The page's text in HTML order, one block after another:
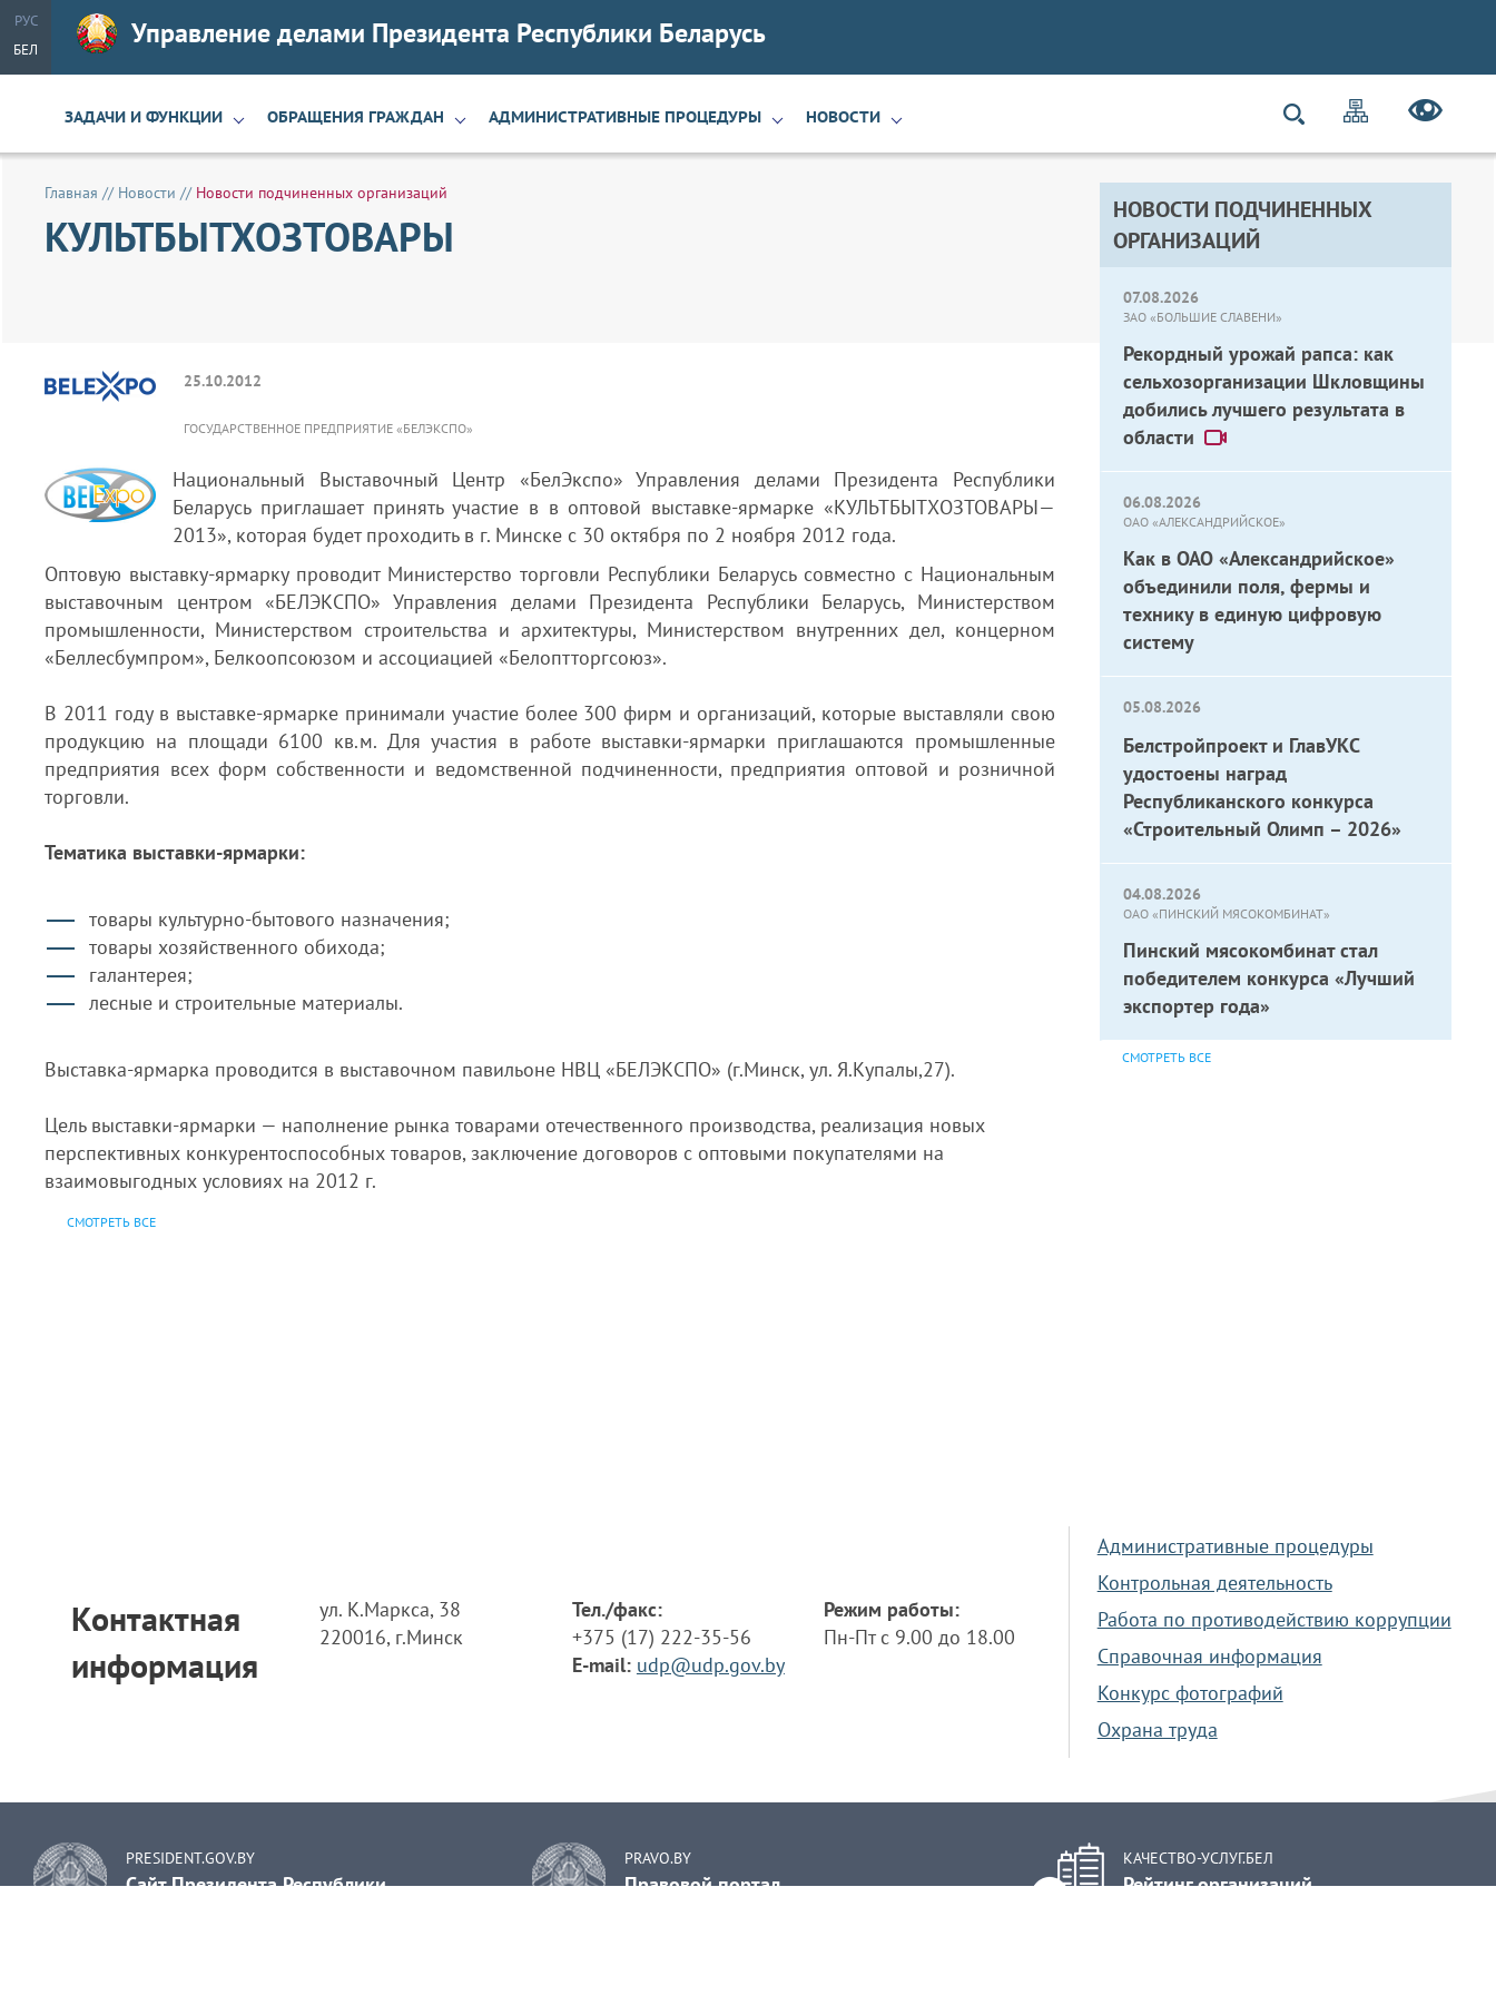
РУС
БЕЛ
Управление делами Президента Республики Беларусь
ЗАДАЧИ И ФУНКЦИИ ОБРАЩЕНИЯ ГРАЖДАН АДМИНИСТРАТИВНЫЕ ПРОЦЕДУРЫ НОВОСТИ
НОВОСТИ ПОДЧИНЕННЫХ
ОРГАНИЗАЦИЙ
07.08.2026
ЗАО «БОЛЬШИЕ СЛАВЕНИ»
Рекордный урожай рапса: как
сельхозорганизации Шкловщины
добились лучшего результата в
области
06.08.2026
ОАО «АЛЕКСАНДРИЙСКОЕ»
Как в ОАО «Александрийское»
объединили поля, фермы и
технику в единую цифровую
систему
05.08.2026
Белстройпроект и ГлавУКС
удостоены наград
Республиканского конкурса
«Строительный Олимп – 2026»
04.08.2026
ОАО «ПИНСКИЙ МЯСОКОМБИНАТ»
Пинский мясокомбинат стал
победителем конкурса «Лучший
экспортер года»
СМОТРЕТЬ ВСЕ
Главная // Новости // Новости подчиненных организаций
КУЛЬТБЫТХОЗТОВАРЫ
25.10.2012
ГОСУДАРСТВЕННОЕ ПРЕДПРИЯТИЕ «БЕЛЭКСПО»
Национальный Выставочный Центр «БелЭкспо» Управления делами Президента Республики
Беларусь приглашает принять участие в в оптовой выставке-ярмарке «КУЛЬТБЫТХОЗТОВАРЫ—
2013», которая будет проходить в г. Минске с 30 октября по 2 ноября 2012 года.
Оптовую выставку-ярмарку проводит Министерство торговли Республики Беларусь совместно с Национальным
выставочным центром «БЕЛЭКСПО» Управления делами Президента Республики Беларусь, Министерством
промышленности, Министерством строительства и архитектуры, Министерством внутренних дел, концерном
«Беллесбумпром», Белкоопсоюзом и ассоциацией «Белоптторгсоюз».
В 2011 году в выставке-ярмарке принимали участие более 300 фирм и организаций, которые выставляли свою
продукцию на площади 6100 кв.м. Для участия в работе выставки-ярмарки приглашаются промышленные
предприятия всех форм собственности и ведомственной подчиненности, предприятия оптовой и розничной
торговли.
Тематика выставки-ярмарки:
товары культурно-бытового назначения;
товары хозяйственного обихода;
галантерея;
лесные и строительные материалы.
Выставка-ярмарка проводится в выставочном павильоне НВЦ «БЕЛЭКСПО» (г.Минск, ул. Я.Купалы,27).
Цель выставки-ярмарки — наполнение рынка товарами отечественного производства, реализация новых
перспективных конкурентоспособных товаров, заключение договоров с оптовыми покупателями на
взаимовыгодных условиях на 2012 г.
СМОТРЕТЬ ВСЕ
Контактная
информация
ул. К.Маркса, 38
220016, г.Минск
Тел./факс:
+375 (17) 222-35-56
E-mail: udp@udp.gov.by
Режим работы:
Пн-Пт с 9.00 до 18.00
Административные процедуры
Контрольная деятельность
Работа по противодействию коррупции
Справочная информация
Конкурс фотографий
Охрана труда
PRESIDENT.GOV.BY
Сайт Президента Республики
PRAVO.BY
Правовой портал
КАЧЕСТВО-УСЛУГ.БЕЛ
Рейтинг организаций